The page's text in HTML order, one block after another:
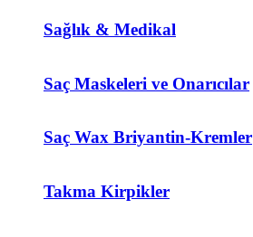
Sağlık & Medikal
Saç Maskeleri ve Onarıcılar
Saç Wax Briyantin-Kremler
Takma Kirpikler